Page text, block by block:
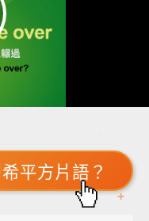
平方片語？